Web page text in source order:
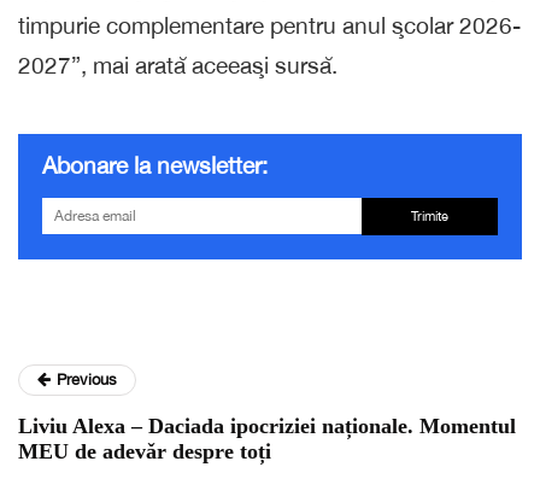
timpurie complementare pentru anul şcolar 2026-
2027”, mai arată aceeaşi sursă.
Abonare la newsletter:
Trimite
Previous
Liviu Alexa – Daciada ipocriziei naționale. Momentul
MEU de adevǎr despre toți